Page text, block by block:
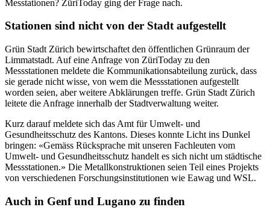
Messtationen? ZüriToday ging der Frage nach.
Stationen sind nicht von der Stadt aufgestellt
Grün Stadt Zürich bewirtschaftet den öffentlichen Grünraum der
Limmatstadt. Auf eine Anfrage von ZüriToday zu den
Messstationen meldete die Kommunikationsabteilung zurück, dass
sie gerade nicht wisse, von wem die Messstationen aufgestellt
worden seien, aber weitere Abklärungen treffe. Grün Stadt Zürich
leitete die Anfrage innerhalb der Stadtverwaltung weiter.
Kurz darauf meldete sich das Amt für Umwelt- und
Gesundheitsschutz des Kantons. Dieses konnte Licht ins Dunkel
bringen: «Gemäss Rücksprache mit unseren Fachleuten vom
Umwelt- und Gesundheitsschutz handelt es sich nicht um städtische
Messstationen.» Die Metallkonstruktionen seien Teil eines Projekts
von verschiedenen Forschungsinstitutionen wie Eawag und WSL.
Auch in Genf und Lugano zu finden